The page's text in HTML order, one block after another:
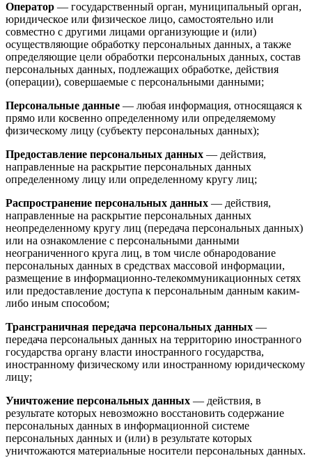
Оператор — государственный орган, муниципальный орган,
юридическое или физическое лицо, самостоятельно или
совместно с другими лицами организующие и (или)
осуществляющие обработку персональных данных, а также
определяющие цели обработки персональных данных, состав
персональных данных, подлежащих обработке, действия
(операции), совершаемые с персональными данными;
Персональные данные — любая информация, относящаяся к
прямо или косвенно определенному или определяемому
физическому лицу (субъекту персональных данных);
Предоставление персональных данных — действия,
направленные на раскрытие персональных данных
определенному лицу или определенному кругу лиц;
Распространение персональных данных — действия,
направленные на раскрытие персональных данных
неопределенному кругу лиц (передача персональных данных)
или на ознакомление с персональными данными
неограниченного круга лиц, в том числе обнародование
персональных данных в средствах массовой информации,
размещение в информационно-телекоммуникационных сетях
или предоставление доступа к персональным данным каким-
либо иным способом;
Трансграничная передача персональных данных —
передача персональных данных на территорию иностранного
государства органу власти иностранного государства,
иностранному физическому или иностранному юридическому
лицу;
Уничтожение персональных данных — действия, в
результате которых невозможно восстановить содержание
персональных данных в информационной системе
персональных данных и (или) в результате которых
уничтожаются материальные носители персональных данных.